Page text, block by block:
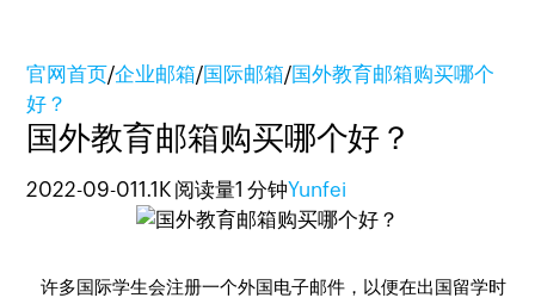
官网首页/企业邮箱/国际邮箱/国外教育邮箱购买哪个
好？
国外教育邮箱购买哪个好？
2022-09-011.1K 阅读量1 分钟Yunfei
许多国际学生会注册一个外国电子邮件，以便在出国留学时